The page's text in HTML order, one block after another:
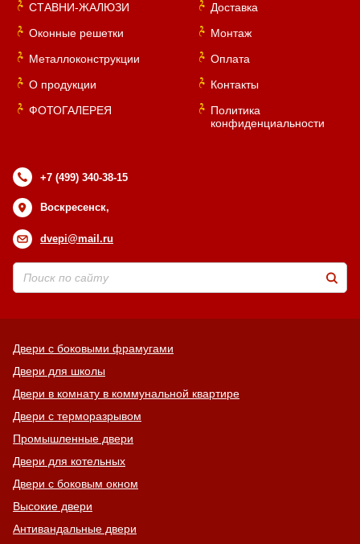
СТАВНИ-ЖАЛЮЗИ
Оконные решетки
Металлоконструкции
О продукции
ФОТОГАЛЕРЕЯ
Доставка
Монтаж
Оплата
Контакты
Политика
конфиденциальности
+7 (499) 340-38-15
Воскресенск,
dvepi@mail.ru
Двери с боковыми фрамугами
Двери для школы
Двери в комнату в коммунальной квартире
Двери с терморазрывом
Промышленные двери
Двери для котельных
Двери с боковым окном
Высокие двери
Антивандальные двери